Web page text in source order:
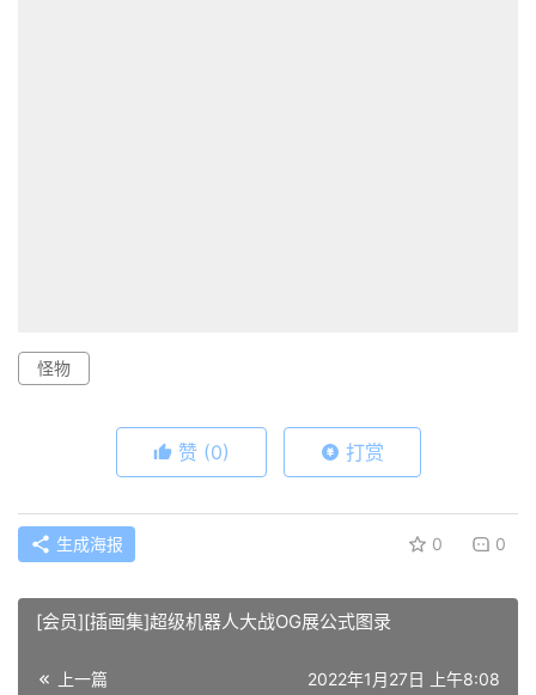
怪物
赞 (0) 打赏
生成海报 0 0
[会员][插画集]超级机器人大战OG展公式图录
上一篇 2022年1月27日 上午8:08